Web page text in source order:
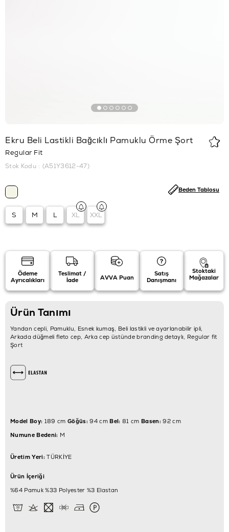
Ekru Beli Lastikli Bağcıklı Pamuklu Örme Şort
Regular Fit
Stok Kodu (A51Y3612-47)
S M L XL XXL
Beden Tablosu
Ödeme
Ayrıcalıkları
Teslimat /
İade
AVVA Puan
Satış
Danışmanı
Stoktaki
Mağazalar
Ürün Tanımı
Yandan cepli, Pamuklu, Esnek kumaş, Beli lastikli ve ayarlanabilir ipli,
Arkada düğmeli fleto cep, Arka cep üstünde branding detaylı, Regular fit
Şort
Model Boy: 189 cm Göğüs:94 cmBel: 81 cm Basen:92 cm
Numune Bedeni: M
Üretim Yeri:TÜRKİYE
Ürün İçeriği
%64 Pamuk %33 Polyester %3 Elastan